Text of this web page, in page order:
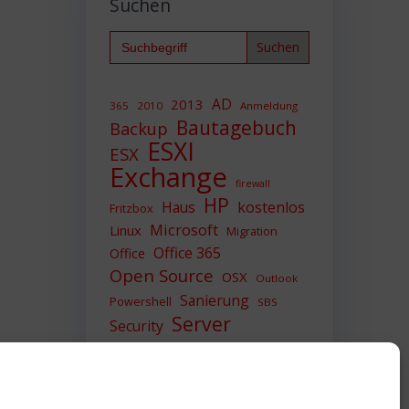
Suchen
Search
for:
365 2010 2013 AD Anmeldung
Backup Bautagebuch
ESX ESXI
Exchange firewall
Fritzbox Haus HP kostenlos
Linux Microsoft Migration
Office Office 365
Open Source OSX Outlook
Powershell Sanierung SBS
Security Server
Sicherheit SIEM